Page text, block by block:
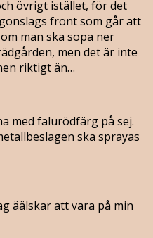
övrigt istället, för det
front som går att
man ska sopa ner
men det är inte
riktigt än…
med falurödfärg på sej.
ska sprayas
äälskar att vara på min